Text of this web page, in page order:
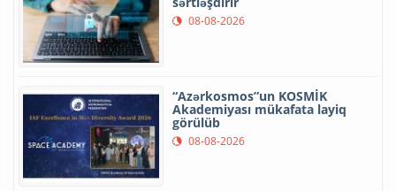
08-08-2026
“Azərkosmos”un KOSMİK
Akademiyası mükafata layiq
görülüb
08-08-2026